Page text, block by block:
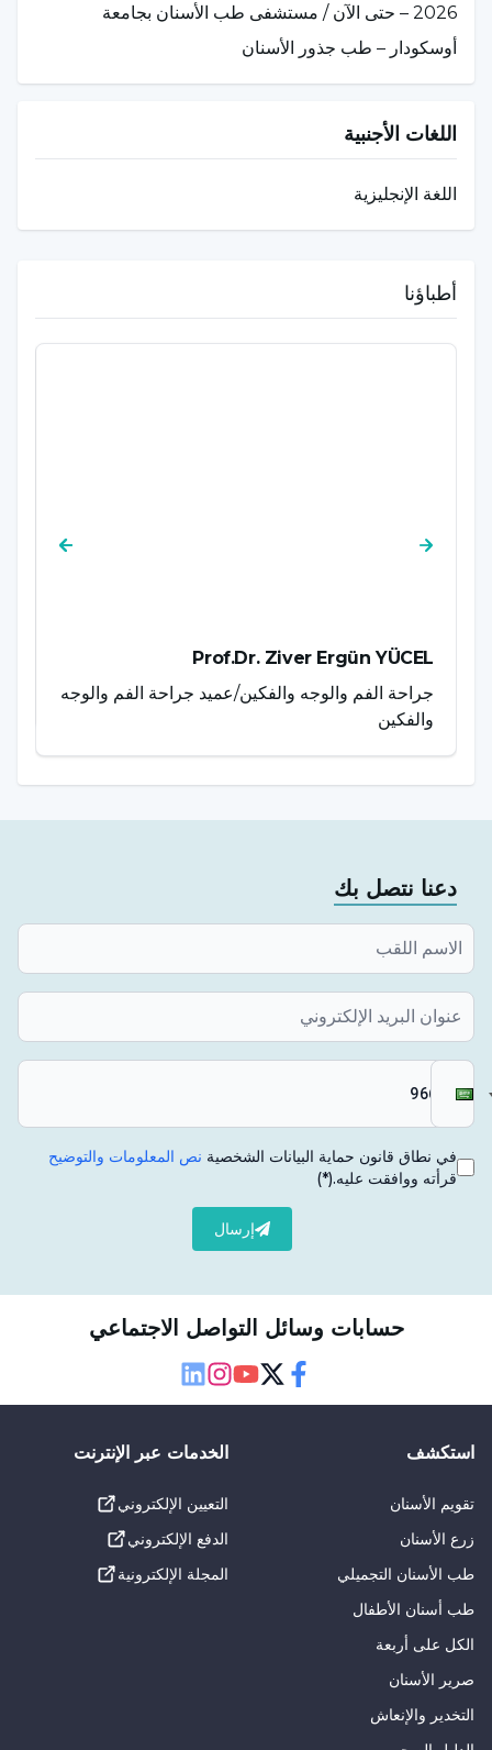
2026 – حتى الآن / مستشفى طب الأسنان بجامعة
أوسكودار – طب جذور الأسنان
اللغات الأجنبية
اللغة الإنجليزية
أطباؤنا
Prof.Dr. Ziver Ergün YÜCEL
جراحة الفم والوجه والفكين/عميد جراحة الفم والوجه
والفكين
دعنا نتصل بك
في نطاق قانون حماية البيانات الشخصية نص المعلومات والتوضيح
قرأته ووافقت عليه.(*)
إرسال
حسابات وسائل التواصل الاجتماعي
استكشف
تقويم الأسنان
زرع الأسنان
طب الأسنان التجميلي
طب أسنان الأطفال
الكل على أربعة
صرير الأسنان
التخدير والإنعاش
الخدمات عبر الإنترنت
التعيين الإلكتروني
الدفع الإلكتروني
المجلة الإلكترونية